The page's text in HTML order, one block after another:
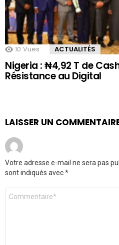
10 Vues ACTUALITÉS
Nigeria : ₦4,92 T de
Résistance au Digital
LAISSER UN
Votre adresse e-mail ne sera pas
sont indiqués avec*
Commentaire